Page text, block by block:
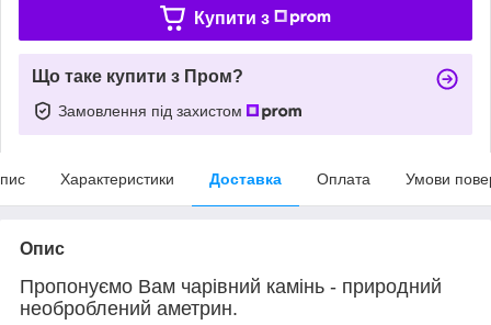
Купити з
Що таке купити з Пром?
Замовлення під захистом
Характеристики Доставка Оплата Умови
Опис
Пропонуємо Вам чарівний камінь - природний
необроблений аметрин.